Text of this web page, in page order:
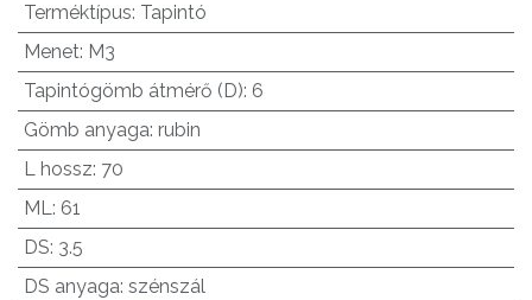
Terméktípus: Tapintó
Menet: M3
Tapintógömb átmérő (D): 6
Gömb anyaga: rubin
L hossz: 70
ML: 61
DS: 3.5
DS anyaga: szénszál